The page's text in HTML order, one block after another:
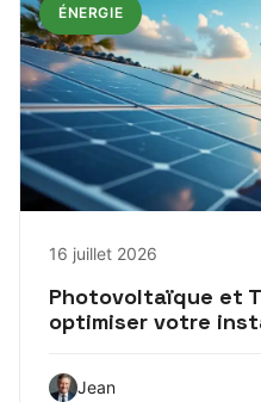
ÉNERGIE
16 juillet 2026
Photovoltaïque et
optimiser votre
Jean